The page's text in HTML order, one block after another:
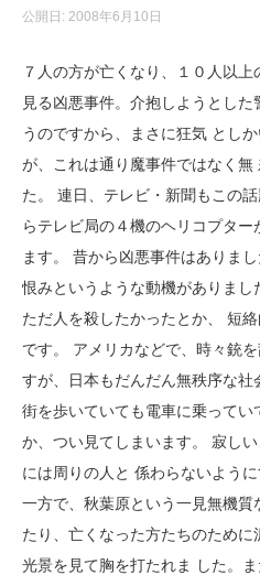
公開日: 2008年6月10日
７人の方が亡くなり、１０人以
見る凶悪事件。介抱しようとし
うのですから、まさに狂気 とし
が、これは通り魔事件ではなく無
た。 連日、テレビ・新聞もこの
らテレビ局の４機のヘリコプタ
ます。 昔から凶悪事件はありま
恨みというような動機がありまし
ただ人を殺したかったとか、 短
です。 アメリカなどで、時々銃
すが、日本もだんだん無秩序な社
街を歩いていても電車に乗って
か、つい見てしまいます。 寂し
には周りの人と 係わらないよう
一方で、秋葉原という一見無機質
たり、亡くなった方たちのため
光景を見て胸を打たれま した。